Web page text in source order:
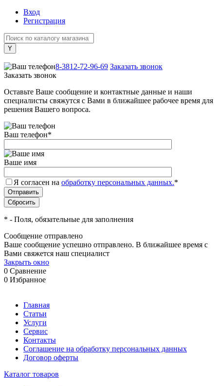
Вход
Регистрация
8-3812-72-96-69 Заказать звонок
Заказать звонок
Оставьте Ваше сообщение и контактные данные и наши
специалисты свяжутся с Вами в ближайшее рабочее время для
решения Вашего вопроса.
Ваш телефон*
Ваше имя
Я согласен на обработку персональных данных.*
* - Поля, обязательные для заполнения
Сообщение отправлено
Ваше сообщение успешно отправлено. В ближайшее время с
Вами свяжется наш специалист
Закрыть окно
0 Сравнение
0 Избранное
Главная
Статьи
Услуги
Сервис
Контакты
Соглашение на обработку персональных данных
Договор оферты
Каталог товаров